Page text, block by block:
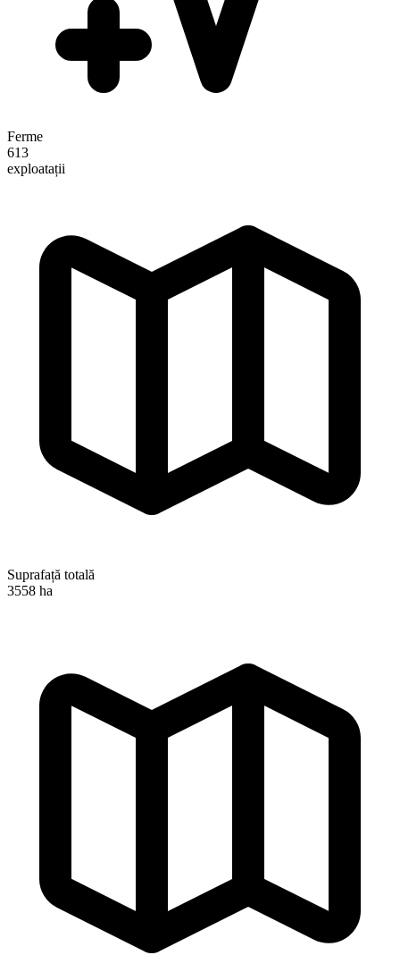
Ferme
613
exploatații
Suprafață totală
3558 ha